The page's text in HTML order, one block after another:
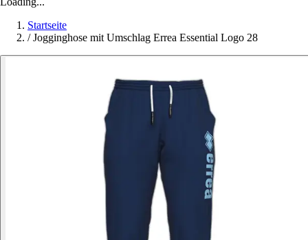
Startseite
/ Jogginghose mit Umschlag Errea Essential Logo 28